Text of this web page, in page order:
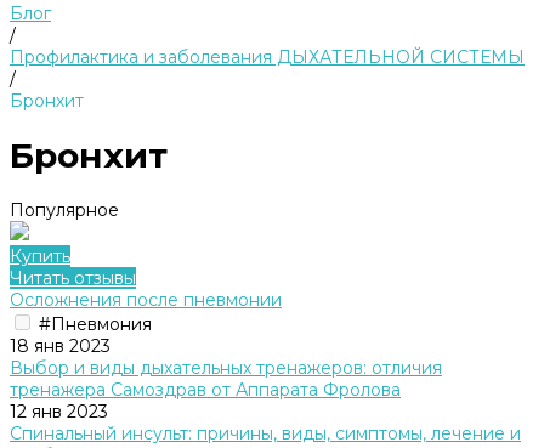
Блог
/
Профилактика и заболевания ДЫХАТЕЛЬНОЙ СИСТЕМЫ
/
Бронхит
Бронхит
Популярное
Купить
Читать отзывы
Осложнения после пневмонии
#Пневмония
18 янв 2023
Выбор и виды дыхательных тренажеров: отличия
тренажера Cамоздрав от Аппарата Фролова
12 янв 2023
Спинальный инсульт: причины, виды, симптомы, лечение и